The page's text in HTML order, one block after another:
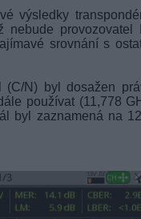
výsledky
nebude provozovatel
srovnání s
(C/N) byl dosažen
používat (11,778
byl zaznamená na